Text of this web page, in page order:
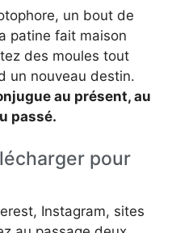
un bout de
patine fait maison
des moules tout
un nouveau destin.
au présent, au
passé.
pour
Instagram, sites